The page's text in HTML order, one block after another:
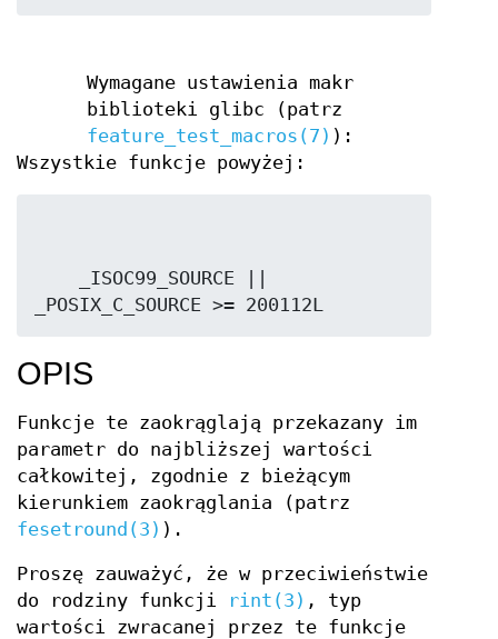
Wymagane ustawienia makr
biblioteki glibc (patrz
feature_test_macros(7) ):
Wszystkie funkcje powyżej:
_POSIX_C_SOURCE >= 200112L
OPIS
Funkcje te zaokrąglają przekazany im
parametr do najbliższej wartości
całkowitej, zgodnie z bieżącym
kierunkiem zaokrąglania (patrz
fesetround(3) ).
Proszę zauważyć, że w przeciwieństwie
do rodziny funkcji
rint(3) , typ
wartości zwracanej przez te funkcje